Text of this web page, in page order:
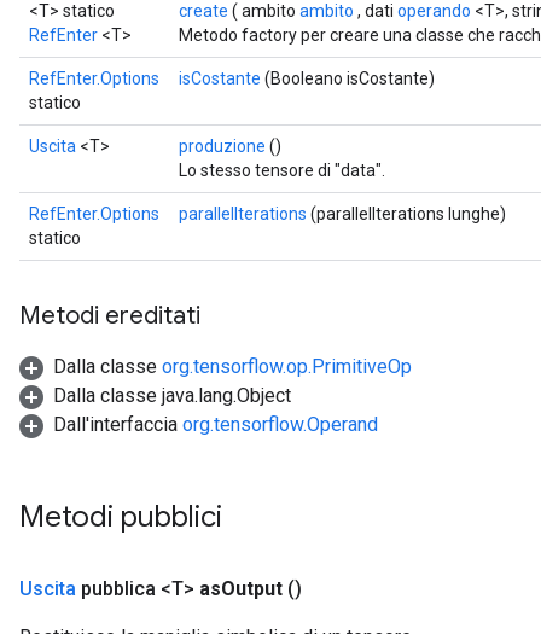
<T> statico
RefEnter <T>
create ( ambito ambito , dati operando <T>,
Metodo factory per creare una classe che
RefEnter.Options
statico
isCostante (Booleano isCostante)
Uscita <T> produzione ()
Lo stesso tensore di "data".
RefEnter.Options
statico
parallelIterations (parallelIterations lunghe)
Metodi ereditati
Dalla classe org.tensorflow.op.PrimitiveOp
Dalla classe java.lang.Object
Dall'interfaccia org.tensorflow.Operand
Metodi pubblici
Uscita pubblica <T> asOutput ()